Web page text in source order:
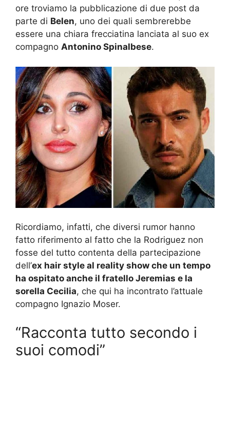
ore troviamo la pubblicazione di due post da
parte di Belen, uno dei quali sembrerebbe
essere una chiara frecciatina lanciata al suo ex
compagno Antonino Spinalbese.
Ricordiamo, infatti, che diversi rumor hanno
fatto riferimento al fatto che la Rodriguez non
fosse del tutto contenta della partecipazione
dell’ex hair style al reality show che un tempo
ha ospitato anche il fratello Jeremias e la
sorella Cecilia, che qui ha incontrato l’attuale
compagno Ignazio Moser.
“Racconta tutto secondo i
suoi comodi”